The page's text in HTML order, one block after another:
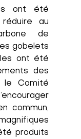
ont été
au
de
gobelets
ont été
des
le Comité
commun,
produits